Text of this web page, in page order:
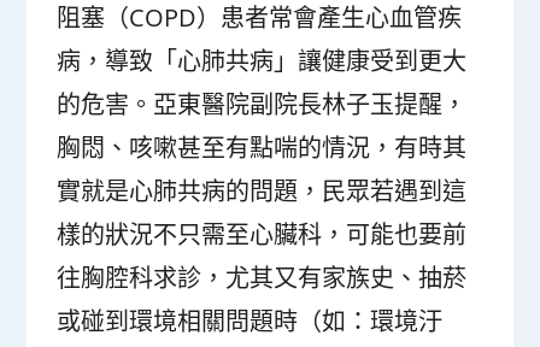
阻塞（COPD）患者常會產生心血管疾
病，導致「心肺共病」讓健康受到更大
的危害。亞東醫院副院長林子玉提醒，
胸悶、咳嗽甚至有點喘的情況，有時其
實就是心肺共病的問題，民眾若遇到這
樣的狀況不只需至心臟科，可能也要前
往胸腔科求診，尤其又有家族史、抽菸
或碰到環境相關問題時（如：環境汙